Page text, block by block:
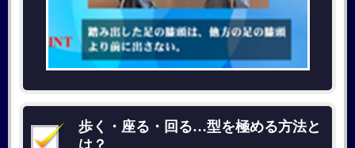
歩く・座る・回る…型を極める方法と
は？